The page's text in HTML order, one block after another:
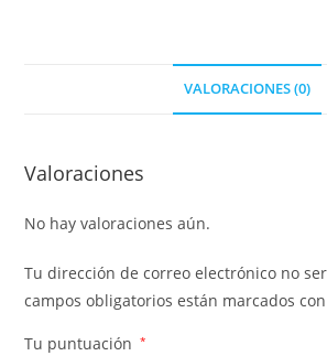
VALORACIONES (0)
Valoraciones
No hay valoraciones aún.
Tu dirección de correo electrónico no
campos obligatorios están marcados con
Tu puntuación *